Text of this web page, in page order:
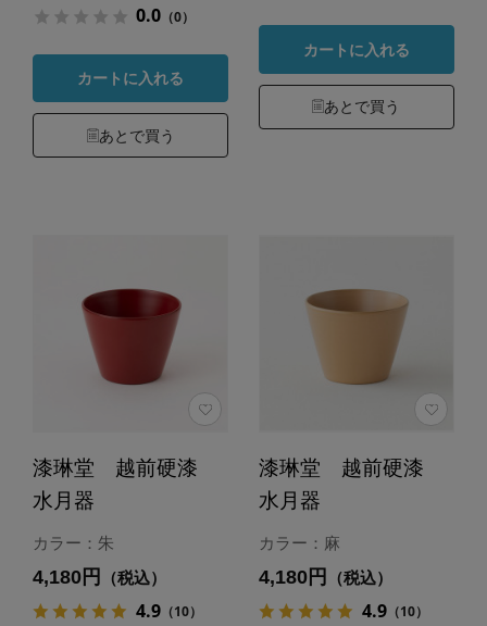
0.0（0）
カートに入れる
あとで買う
カートに入れる
あとで買う
漆琳堂 越前硬漆
水月器
カラー：朱
4,180円 （税込）
4.9（10）
漆琳堂 越前硬漆
水月器
カラー：麻
4,180円 （税込）
4.9（10）